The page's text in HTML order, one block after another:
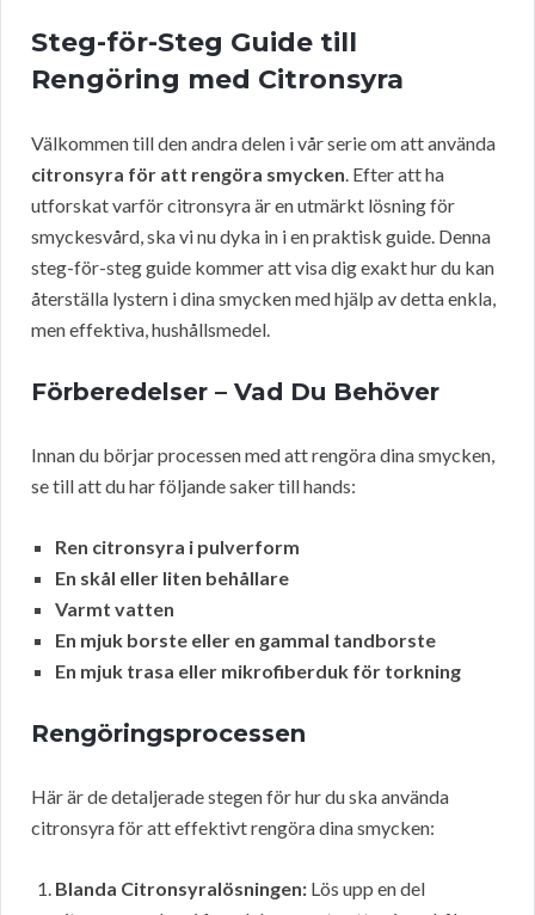
Steg-för-Steg Guide till
Rengöring med Citronsyra
Välkommen till den andra delen i vår serie om att använda
citronsyra för att rengöra smycken. Efter att ha
utforskat varför citronsyra är en utmärkt lösning för
smyckesvård, ska vi nu dyka in i en praktisk guide. Denna
steg-för-steg guide kommer att visa dig exakt hur du kan
återställa lystern i dina smycken med hjälp av detta enkla,
men effektiva, hushållsmedel.
Förberedelser – Vad Du Behöver
Innan du börjar processen med att rengöra dina smycken,
se till att du har följande saker till hands:
Ren citronsyra i pulverform
En skål eller liten behållare
Varmt vatten
En mjuk borste eller en gammal tandborste
En mjuk trasa eller mikrofiberduk för torkning
Rengöringsprocessen
Här är de detaljerade stegen för hur du ska använda
citronsyra för att effektivt rengöra dina smycken:
Blanda Citronsyralösningen: Lös upp en del